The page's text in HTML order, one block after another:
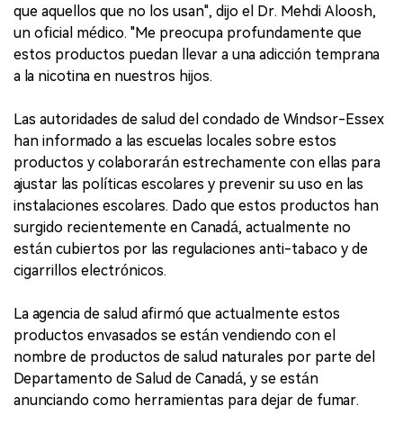
que aquellos que no los usan", dijo el Dr. Mehdi Aloosh,
un oficial médico. "Me preocupa profundamente que
estos productos puedan llevar a una adicción temprana
a la nicotina en nuestros hijos.
Las autoridades de salud del condado de Windsor-Essex
han informado a las escuelas locales sobre estos
productos y colaborarán estrechamente con ellas para
ajustar las políticas escolares y prevenir su uso en las
instalaciones escolares. Dado que estos productos han
surgido recientemente en Canadá, actualmente no
están cubiertos por las regulaciones anti-tabaco y de
cigarrillos electrónicos.
La agencia de salud afirmó que actualmente estos
productos envasados se están vendiendo con el
nombre de productos de salud naturales por parte del
Departamento de Salud de Canadá, y se están
anunciando como herramientas para dejar de fumar.